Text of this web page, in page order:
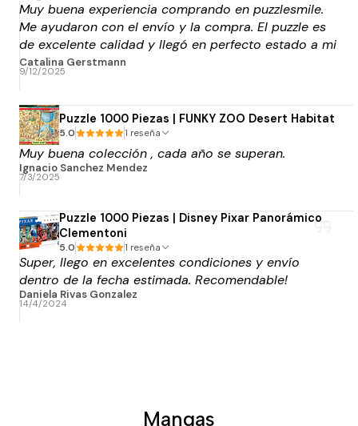
Muy buena experiencia comprando en puzzlesmile.
Me ayudaron con el envío y la compra. El puzzle es
de excelente calidad y llegó en perfecto estado a mi
punto blue express de elección. Muchas gracias por
el apoyo!
Catalina Gerstmann
9/12/2025
Puzzle 1000 Piezas | FUNKY ZOO Desert Habitat
5.0 1 reseña
Muy buena colección , cada año se superan.
Ignacio Sanchez Mendez
7/3/2025
Puzzle 1000 Piezas | Disney Pixar Panorámico
Clementoni
5.0 1 reseña
Super, llego en excelentes condiciones y envío
dentro de la fecha estimada. Recomendable!
Daniela Rivas Gonzalez
14/4/2024
Mangas